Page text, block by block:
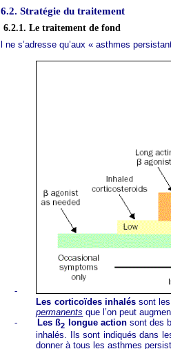
6.2. Stratégie du traitement
6.2.1. Le traitement de fond
Il ne s’adresse qu’aux « asthmes
-
Les corticoïdes inhaléssont les
permanents que l’on peut
-
Les ß2 longue actionsont des
inhalés. Ils sont indiqués dans
donner à tous les asthmes